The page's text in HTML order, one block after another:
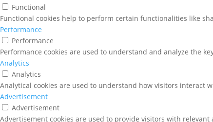
Functional
Functional cookies help to perform certain functionalities like
Performance
Performance
Performance cookies are used to understand and analyze the
Analytics
Analytics
Analytical cookies are used to understand how visitors interact
Advertisement
Advertisement
Advertisement cookies are used to provide visitors with